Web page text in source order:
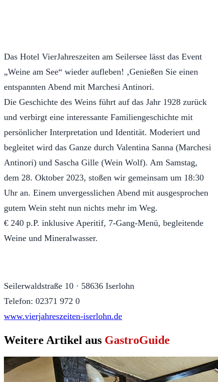
Das Hotel VierJahreszeiten am Seilersee lässt das Event
„Weine am See“ wieder aufleben! ‚Genießen Sie einen
entspannten Abend mit Marchesi Antinori.
Die Geschichte des Weins führt auf das Jahr 1928 zurück
und verbirgt eine interessante Familiengeschichte mit
persönlicher Interpretation und Identität. Moderiert und
begleitet wird das Ganze durch Valentina Sanna (Marchesi
Antinori) und Sascha Gille (Wein Wolf). Am Samstag,
dem 28. Oktober 2023, stoßen wir gemeinsam um 18:30
Uhr an. Einem unvergesslichen Abend mit ausgesprochen
gutem Wein steht nun nichts mehr im Weg.
€ 240 p.P. inklusive Aperitif, 7-Gang-Menü, begleitende
Weine und Mineralwasser.
Seilerwaldstraße 10 · 58636 Iserlohn
Telefon: 02371 972 0
www.vierjahreszeiten-iserlohn.de
Weitere Artikel aus GastroGuide